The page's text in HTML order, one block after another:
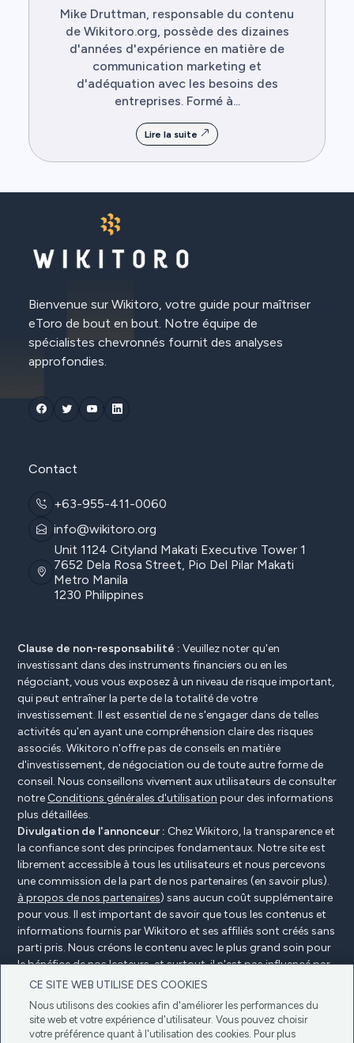
Mike Druttman, responsable du contenu
de Wikitoro.org, possède des dizaines
d'années d'expérience en matière de
communication marketing et
d'adéquation avec les besoins des
entreprises. Formé à...
Lire la suite
CE SITE WEB UTILISE DES COOKIES
Nous utilisons des cookies afin d'améliorer les performances du
site web et votre expérience d'utilisateur. Vous pouvez choisir
votre préférence quant à l'utilisation des cookies. Pour plus
Bienvenue sur Wikitoro, votre guide pour maîtriser
eToro de bout en bout. Notre équipe de
spécialistes chevronnés fournit des analyses
approfondies.
Contact
+63-955-411-0060
info@wikitoro.org
Unit 1124 Cityland Makati Executive Tower 1
7652 Dela Rosa Street, Pio Del Pilar Makati
Metro Manila
1230 Philippines
Clause de non-responsabilité : Veuillez noter qu'en
investissant dans des instruments financiers ou en les
négociant, vous vous exposez à un niveau de risque important,
qui peut entraîner la perte de la totalité de votre
investissement. Il est essentiel de ne s'engager dans de telles
activités qu'en ayant une compréhension claire des risques
associés. Wikitoro n'offre pas de conseils en matière
d'investissement, de négociation ou de toute autre forme de
conseil. Nous conseillons vivement aux utilisateurs de consulter
notre Conditions générales d'utilisation pour des informations
plus détaillées.
Divulgation de l'annonceur : Chez Wikitoro, la transparence et
la confiance sont des principes fondamentaux. Notre site est
librement accessible à tous les utilisateurs et nous percevons
une commission de la part de nos partenaires (en savoir plus).
à propos de nos partenaires) sans aucun coût supplémentaire
pour vous. Il est important de savoir que tous les contenus et
informations fournis par Wikitoro et ses affiliés sont créés sans
parti pris. Nous créons le contenu avec le plus grand soin pour
le bénéfice de nos lecteurs, et surtout, il n'est pas influencé par
des accords de compensation avec nos partenaires.